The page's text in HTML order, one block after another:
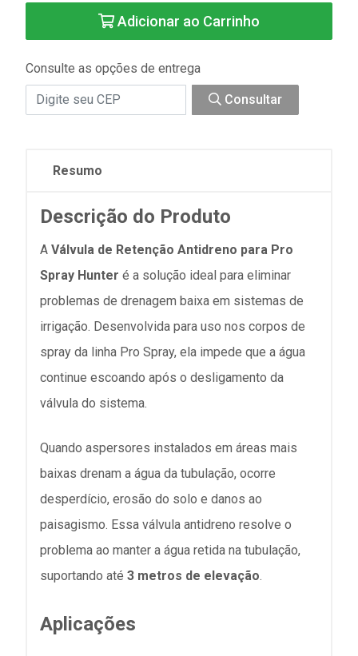
Adicionar ao Carrinho
Consulte as opções de entrega
Consultar
Resumo
Descrição do Produto
A Válvula de Retenção Antidreno para Pro
Spray Hunter é a solução ideal para eliminar
problemas de drenagem baixa em sistemas de
irrigação. Desenvolvida para uso nos corpos de
spray da linha Pro Spray, ela impede que a água
continue escoando após o desligamento da
válvula do sistema.
Quando aspersores instalados em áreas mais
baixas drenam a água da tubulação, ocorre
desperdício, erosão do solo e danos ao
paisagismo. Essa válvula antidreno resolve o
problema ao manter a água retida na tubulação,
suportando até 3 metros de elevação
Aplicações